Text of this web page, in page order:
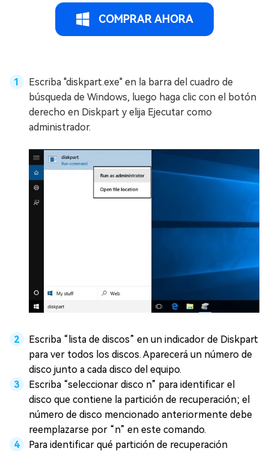
COMPRAR AHORA
Escriba "diskpart.exe" en la barra del cuadro de
búsqueda de Windows, luego haga clic con el botón
derecho en Diskpart y elija Ejecutar como
administrador.
Escriba “lista de discos” en un indicador de Diskpart
para ver todos los discos. Aparecerá un número de
disco junto a cada disco del equipo.
Escriba “seleccionar disco n” para identificar el
disco que contiene la partición de recuperación; el
número de disco mencionado anteriormente debe
reemplazarse por “n” en este comando.
Para identificar qué partición de recuperación